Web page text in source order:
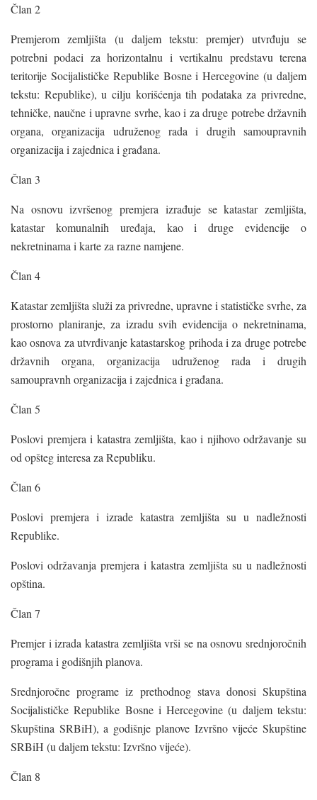
Član 2
Premjerom zemljišta (u daljem tekstu: premjer) utvrđuju se
potrebni podaci za horizontalnu i vertikalnu predstavu terena
teritorije Socijalističke Republike Bosne i Hercegovine (u daljem
tekstu: Republike), u cilju korišćenja tih podataka za privredne,
tehničke, naučne i upravne svrhe, kao i za druge potrebe državnih
organa, organizacija udruženog rada i drugih samoupravnih
organizacija i zajednica i građana.
Član 3
Na osnovu izvršenog premjera izrađuje se katastar zemljišta,
katastar komunalnih uređaja, kao i druge evidencije o
nekretninama i karte za razne namjene.
Član 4
Katastar zemljišta služi za privredne, upravne i statističke svrhe, za
prostorno planiranje, za izradu svih evidencija o nekretninama,
kao osnova za utvrđivanje katastarskog prihoda i za druge potrebe
državnih organa, organizacija udruženog rada i drugih
samoupravnh organizacija i zajednica i građana.
Član 5
Poslovi premjera i katastra zemljišta, kao i njihovo održavanje su
od opšteg interesa za Republiku.
Član 6
Poslovi premjera i izrade katastra zemljišta su u nadležnosti
Republike.
Poslovi održavanja premjera i katastra zemljišta su u nadležnosti
opština.
Član 7
Premjer i izrada katastra zemljišta vrši se na osnovu srednjoročnih
programa i godišnjih planova.
Srednjoročne programe iz prethodnog stava donosi Skupština
Socijalističke Republike Bosne i Hercegovine (u daljem tekstu:
Skupština SRBiH), a godišnje planove Izvršno vijeće Skupštine
SRBiH (u daljem tekstu: Izvršno vijeće).
Član 8